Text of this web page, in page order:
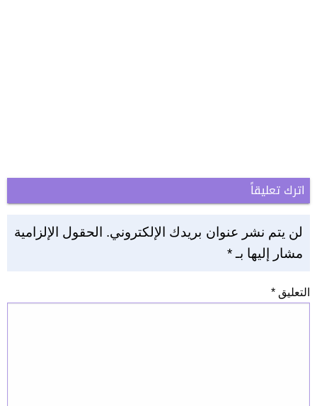
اترك تعليقاً
لن يتم نشر عنوان بريدك الإلكتروني. الحقول الإلزامية
مشار إليها بـ*
التعليق *